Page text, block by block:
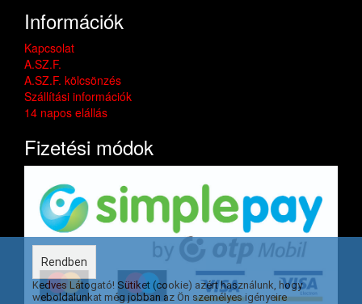
Információk
Kapcsolat
A.SZ.F.
A.SZ.F. kölcsönzés
Szállítási információk
14 napos elállás
Fizetési módok
Rendben
Kedves Látogató! Sütiket (cookie) azért használunk, hogy
weboldalunkat még jobban az Ön személyes igényeire